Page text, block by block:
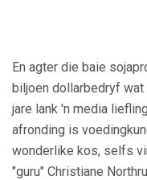
En agter die baie
biljoen dollarbedryf wat
jare lank 'n media
afronding is
wonderlike kos, selfs
"guru" Christiane